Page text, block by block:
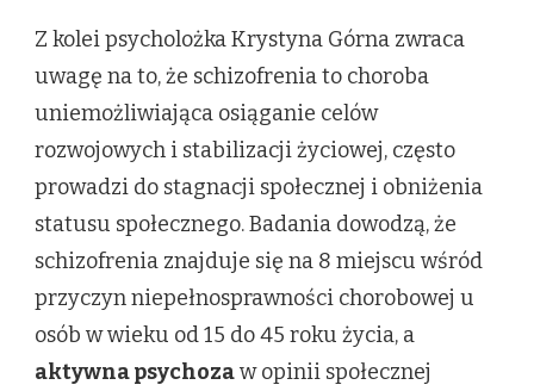
Z kolei psycholożka Krystyna Górna zwraca
uwagę na to, że schizofrenia to choroba
uniemożliwiająca osiąganie celów
rozwojowych i stabilizacji życiowej, często
prowadzi do stagnacji społecznej i obniżenia
statusu społecznego. Badania dowodzą, że
schizofrenia znajduje się na 8 miejscu wśród
przyczyn niepełnosprawności chorobowej u
osób w wieku od 15 do 45 roku życia, a
aktywna psychozaw opinii społecznej